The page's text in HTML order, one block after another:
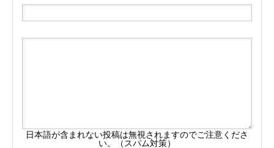
日本語が含まれない投稿は無視されますのでご注意くださ
い。（スパム対策）